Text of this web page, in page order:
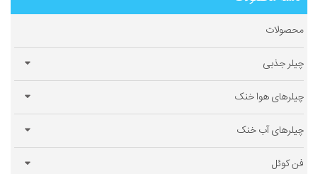
محصولات
چیلر جذبی
چیلرهای هوا خنک
چیلرهای آب خنک
فن کوئل